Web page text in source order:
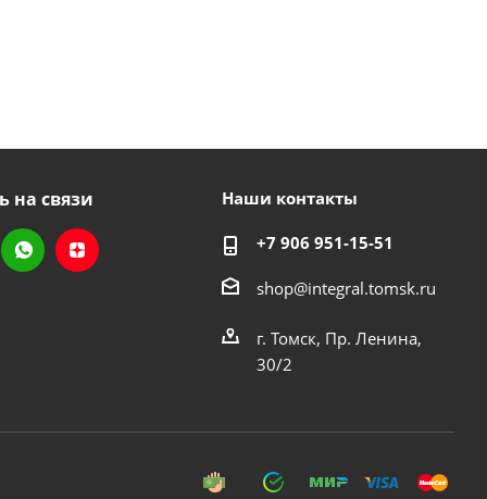
на связи Наши контакты
+7 906 951-15-51
shop@integral.tomsk.ru
г. Томск, Пр. Ленина,
30/2